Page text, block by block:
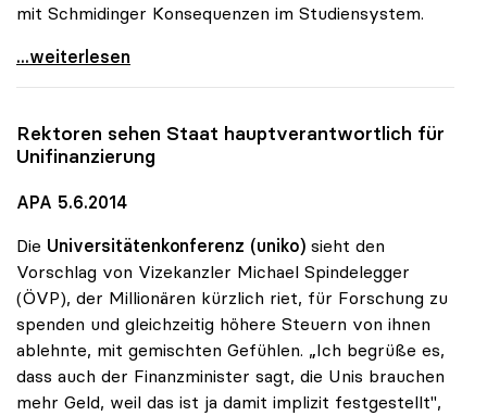
mit Schmidinger Konsequenzen im Studiensystem.
Schmidinger zu IHS-Studie: „Erwarte
...weiterlesen
Rektoren sehen Staat hauptverantwortlich für
Unifinanzierung
APA 5.6.2014
Die Universitätenkonferenz (uniko) sieht den
Vorschlag von Vizekanzler Michael Spindelegger
(ÖVP), der Millionären kürzlich riet, für Forschung zu
spenden und gleichzeitig höhere Steuern von ihnen
ablehnte, mit gemischten Gefühlen. „Ich begrüße es,
dass auch der Finanzminister sagt, die Unis brauchen
mehr Geld, weil das ist ja damit implizit festgestellt",